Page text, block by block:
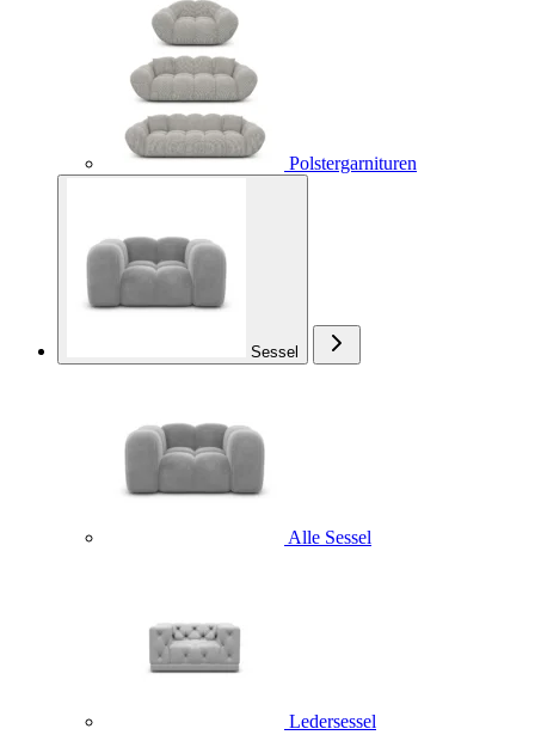
Polstergarnituren
Sessel
Alle Sessel
Ledersessel